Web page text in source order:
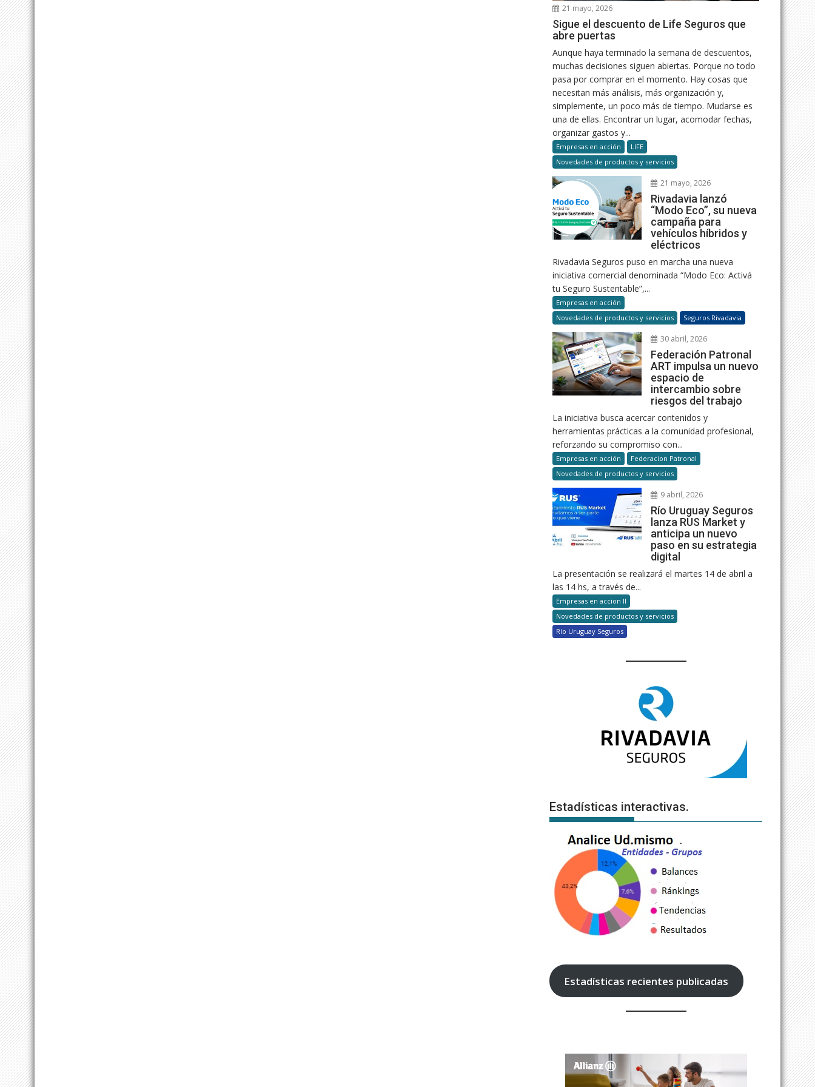
21 mayo, 2026
Sigue el descuento de Life Seguros que
abre puertas
Aunque haya terminado la semana de descuentos,
muchas decisiones siguen abiertas. Porque no todo
pasa por comprar en el momento. Hay cosas que
necesitan más análisis, más organización y,
simplemente, un poco más de tiempo. Mudarse es
una de ellas. Encontrar un lugar, acomodar fechas,
organizar gastos y...
Empresas en acción
LIFE
Novedades de productos y servicios
21 mayo, 2026
Rivadavia lanzó
“Modo Eco”, su nueva
campaña para
vehículos híbridos y
eléctricos
Rivadavia Seguros puso en marcha una nueva
iniciativa comercial denominada “Modo Eco: Activá
tu Seguro Sustentable”,...
Empresas en acción
Novedades de productos y servicios
Seguros Rivadavia
30 abril, 2026
Federación Patronal
ART impulsa un nuevo
espacio de
intercambio sobre
riesgos del trabajo
La iniciativa busca acercar contenidos y
herramientas prácticas a la comunidad profesional,
reforzando su compromiso con...
Empresas en acción
Federacion Patronal
Novedades de productos y servicios
9 abril, 2026
Río Uruguay Seguros
lanza RUS Market y
anticipa un nuevo
paso en su estrategia
digital
La presentación se realizará el martes 14 de abril a
las 14 hs, a través de...
Empresas en accion II
Novedades de productos y servicios
Río Uruguay Seguros
Estadísticas interactivas.
Estadísticas recientes publicadas